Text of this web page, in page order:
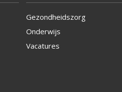
Gezondheidszorg
Onderwijs
Vacatures